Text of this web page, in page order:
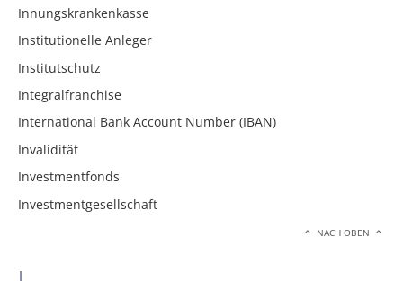
Innungskrankenkasse
Institutionelle Anleger
Institutschutz
Integralfranchise
International Bank Account Number (IBAN)
Invalidität
Investmentfonds
Investmentgesellschaft
NACH OBEN